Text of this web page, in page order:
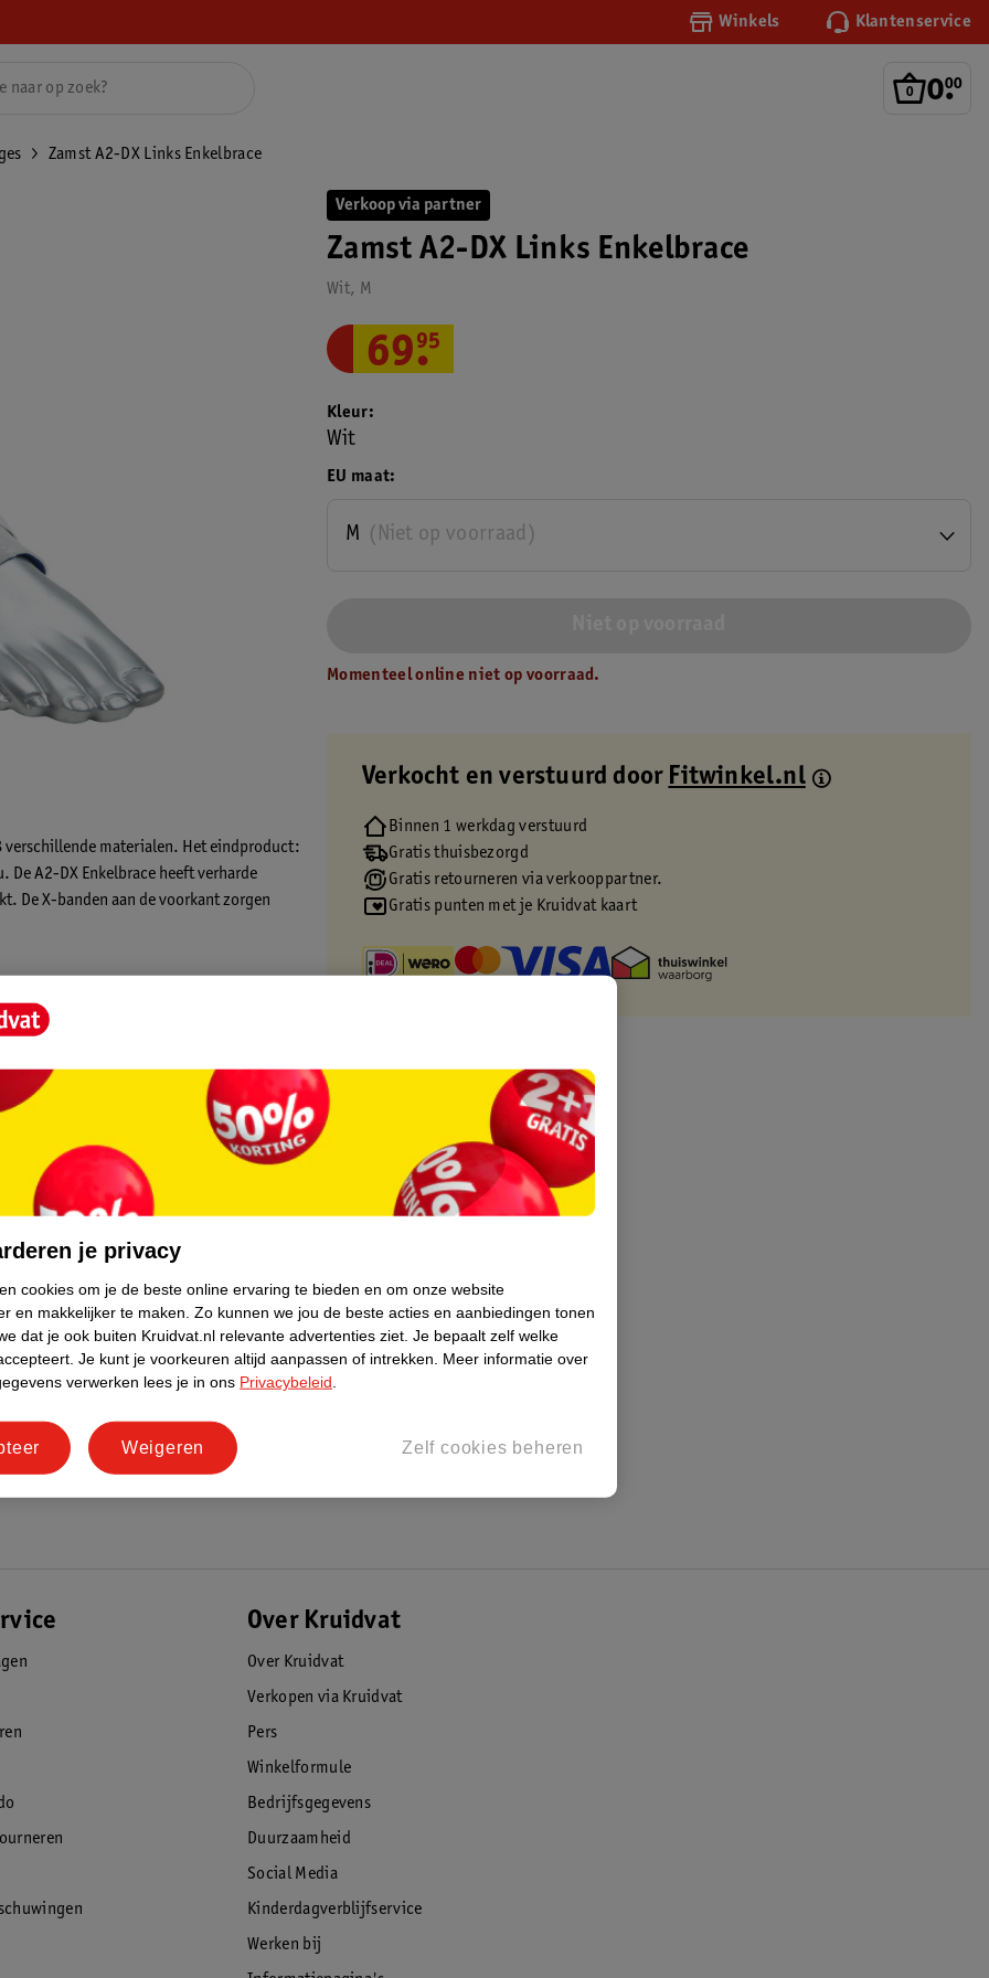
Winkels Klantenservice
0.
00
Zamst A2-DX Links Enkelbrace
verschillende materialen. Het eindproduct:
De A2-DX Enkelbrace heeft verharde
De X-banden aan de voorkant zorgen
en voetbal
medische expertise. Het merk legt de
in de producten. In de loop van de jaren
Bij de Zamst A2-DX Enkelbrace is
Verkoop via partner
Zamst A2-DX Links Enkelbrace
Wit, M
69.
95
EU maat
(Niet op voorraad)
M
Kleur
Wit
Momenteel online niet op voorraad.
Verkocht en verstuurd door Fitwinkel.nl
Binnen 1 werkdag verstuurd
Gratis thuisbezorgd
Gratis retourneren via verkooppartner.
Gratis punten met je Kruidvat kaart
Over Kruidvat
Over Kruidvat
Verkopen via Kruidvat
Pers
Winkelformule
Bedrijfsgegevens
Duurzaamheid
Social Media
Kinderdagverblijfservice
Werken bij
je privacy
cookies om je de beste online ervaring te bieden en om onze website
en makkelijker te maken. Zo kunnen we jou de beste acties en aanbiedingen tonen
dat je ook buiten Kruidvat.nl relevante advertenties ziet. Je bepaalt zelf welke
Je kunt je voorkeuren altijd aanpassen of intrekken.
Meer informatie over
verwerken lees je in ons Privacybeleid
Zelf cookies beheren
Weigeren